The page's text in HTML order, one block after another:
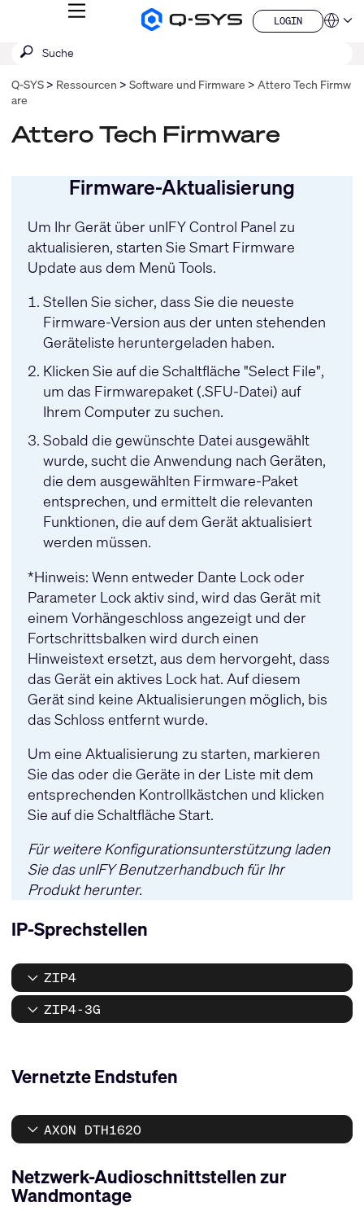
Q-
Homepage
MENÜ
LOGIN
LOGIN
QSYS.com (English)
Deutsch
Español
Français
日本語
China (中文)
Suche
SUCHE
Q‑SYS Ressourcen Software und Firmware
Attero Tech Firmw
are
Attero Tech Firmware
Firmware-Aktualisierung
Um Ihr Gerät über unIFY Control Panel zu
aktualisieren, starten Sie Smart Firmware
Update aus dem Menü Tools.
Stellen Sie sicher, dass Sie die neueste
Firmware-Version aus der unten stehenden
Geräteliste heruntergeladen haben.
Klicken Sie auf die Schaltfläche "Select File",
um das Firmwarepaket (.SFU-Datei) auf
Ihrem Computer zu suchen.
Sobald die gewünschte Datei ausgewählt
wurde, sucht die Anwendung nach Geräten,
die dem ausgewählten Firmware-Paket
entsprechen, und ermittelt die relevanten
Funktionen, die auf dem Gerät aktualisiert
werden müssen.
*Hinweis: Wenn entweder Dante Lock oder
Parameter Lock aktiv sind, wird das Gerät mit
einem Vorhängeschloss angezeigt und der
Fortschrittsbalken wird durch einen
Hinweistext ersetzt, aus dem hervorgeht, dass
das Gerät ein aktives Lock hat. Auf diesem
Gerät sind keine Aktualisierungen möglich, bis
das Schloss entfernt wurde.
Um eine Aktualisierung zu starten, markieren
Sie das oder die Geräte in der Liste mit dem
entsprechenden Kontrollkästchen und klicken
Sie auf die Schaltfläche Start.
Für weitere Konfigurationsunterstützung laden
Sie das unIFY Benutzerhandbuchfür Ihr
Produkt herunter.
IP-Sprechstellen
ZIP4
ZIP4-3G
Vernetzte Endstufen
AXON DTH1620
Netzwerk-Audioschnittstellen zur
Wandmontage